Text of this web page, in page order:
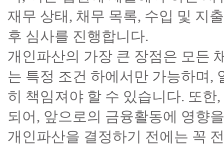
재무 상태, 채무 목록, 수입 및 지
후 심사를 진행합니다.
개인파산의 가장 큰 장점은 모든
는 특정 조건 하에서만 가능하며,
히 책임져야 할 수 있습니다. 또
되어, 앞으로의 금융활동에 영향
개인파산을 결정하기 전에는 꼭